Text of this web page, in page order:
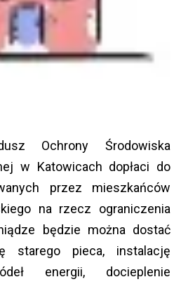
Ochrony Środowiska
w Katowicach dopłaci do
przez mieszkańców
na rzecz ograniczenia
będzie można dostać
starego pieca, instalację
energii, docieplenie